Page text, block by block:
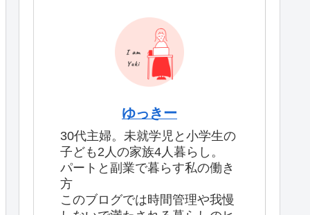
ゆっきー
30代主婦。未就学児と小学生の
子ども2人の家族4人暮らし。
パートと副業で暮らす私の働き
方
このブログでは時間管理や我慢